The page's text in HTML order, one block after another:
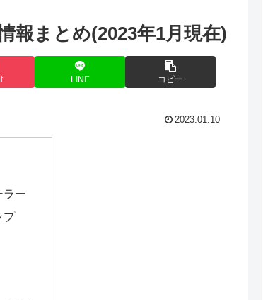
報まとめ(2023年1月現在)
LINE コピー
2023.01.10
ラー
プ